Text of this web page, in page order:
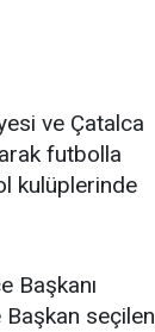
ve Çatalca
futbolla
kulüplerinde
Başkanı
seçilen